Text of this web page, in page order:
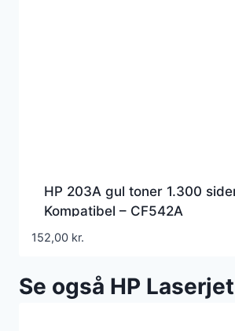
HP 203A gul toner 1.300
Kompatibel – CF542A
152,00 kr.
Se også HP